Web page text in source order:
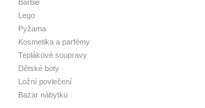
Barbie
Lego
Pyžama
Kosmetika a parfémy
Teplákové soupravy
Dětské boty
Ložní povlečení
Bazar nábytku